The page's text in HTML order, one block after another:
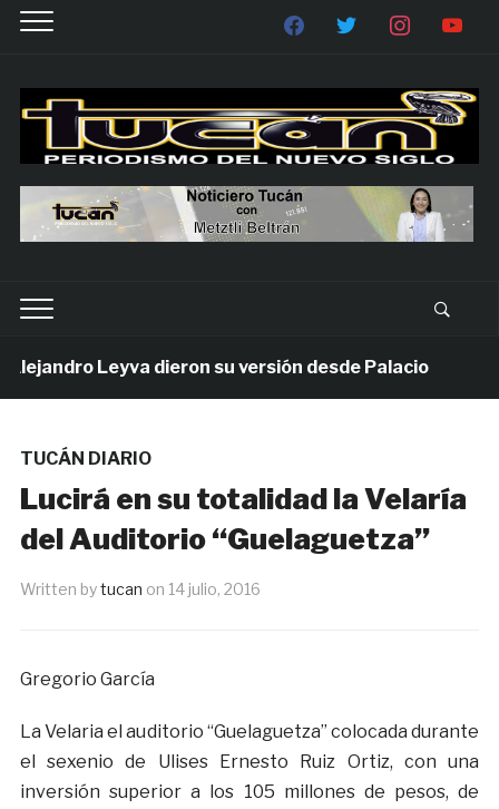
Leyva dieron su versión desde Palacio
TUCÁN DIARIO
Lucirá en su totalidad la Velaría
del Auditorio “Guelaguetza”
Written bytucan on 14 julio, 2016
Gregorio García
La Velaria el auditorio “Guelaguetza” colocada durante
el sexenio de Ulises Ernesto Ruiz Ortiz, con una
inversión superior a los 105 millones de pesos, de